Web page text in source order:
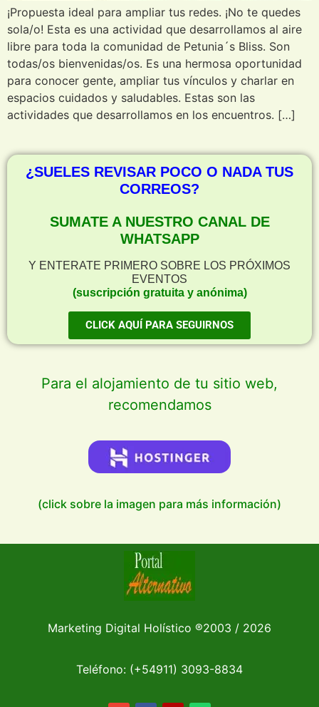
¡Propuesta ideal para ampliar tus redes. ¡No te quedes
sola/o! Esta es una actividad que desarrollamos al aire
libre para toda la comunidad de Petunia´s Bliss. Son
todas/os bienvenidas/os. Es una hermosa oportunidad
para conocer gente, ampliar tus vínculos y charlar en
espacios cuidados y saludables. Estas son las
actividades que desarrollamos en los encuentros. […]
¿SUELES REVISAR POCO O NADA TUS
CORREOS?
SUMATE A NUESTRO CANAL DE
WHATSAPP
Y ENTERATE PRIMERO SOBRE LOS PRÓXIMOS
EVENTOS
(suscripción gratuita y anónima)
CLICK AQUÍ PARA SEGUIRNOS
Para el alojamiento de tu sitio web,
recomendamos
(click sobre la imagen para más información)
Marketing Digital Holístico ®2003 / 2026
Teléfono: (+54911) 3093-8834